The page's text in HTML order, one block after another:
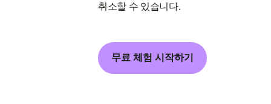
취소할 수 있습니다.
무료 체험 시작하기